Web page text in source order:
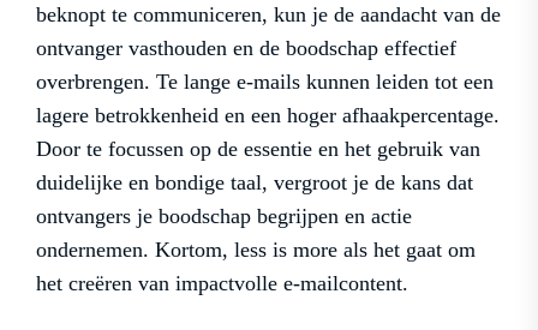
beknopt te communiceren, kun je de aandacht van de
ontvanger vasthouden en de boodschap effectief
overbrengen. Te lange e-mails kunnen leiden tot een
lagere betrokkenheid en een hoger afhaakpercentage.
Door te focussen op de essentie en het gebruik van
duidelijke en bondige taal, vergroot je de kans dat
ontvangers je boodschap begrijpen en actie
ondernemen. Kortom, less is more als het gaat om
het creëren van impactvolle e-mailcontent.